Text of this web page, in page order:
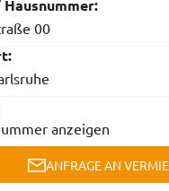
00
anzeigen
ANFRAGE AN